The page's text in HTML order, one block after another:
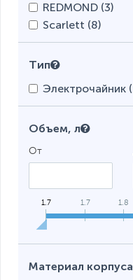
REDMOND (3)
Scarlett (8)
Тип
Электрочайник (
Объем, л
От
1.7 1.7 1.8
Материал корпуса